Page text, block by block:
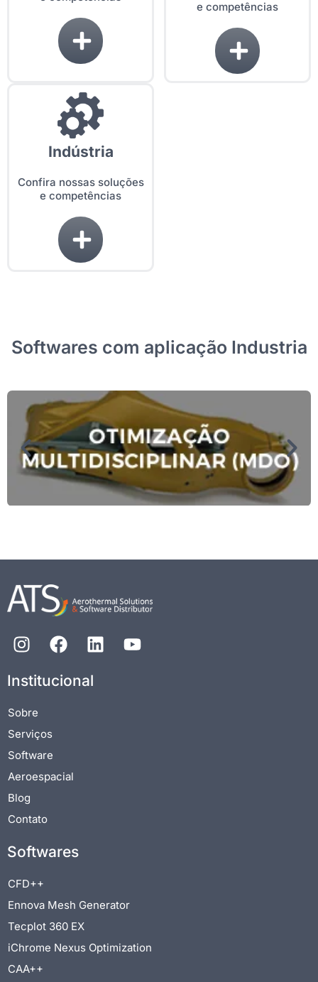
e competências
Indústria
Confira nossas soluções
e competências
Softwares com aplicação Industria
Institucional
Sobre
Serviços
Software
Aeroespacial
Blog
Contato
Softwares
CFD++
Ennova Mesh Generator
Tecplot 360 EX
iChrome Nexus Optimization
CAA++